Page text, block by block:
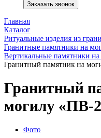
Заказать звонок
Главная
Каталог
Ритуальные изделия из
Гранитные памятники на
Вертикальные памятники
Гранитный памятник на
Гранитный
могилу «ПВ-
Фото